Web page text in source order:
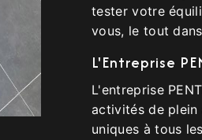
tester votre
vous, le tout
L'Entreprise
L'entreprise
activités de plein
uniques à tous